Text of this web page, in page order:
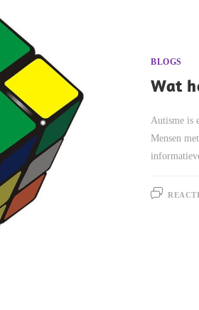
BLOGS
Wat
Autisme is
Mensen